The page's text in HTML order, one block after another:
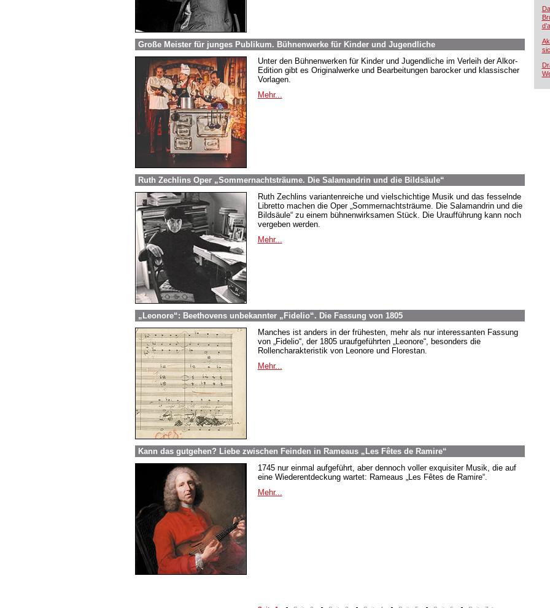
Große Meister für junges Publikum. Bühnenwerke für Kinder und Jugendliche
Unter den Bühnenwerken für Kinder und Jugendliche im Verleih der Alkor-
Edition gibt es Originalwerke und Bearbeitungen barocker und klassischer
Vorlagen.
Mehr...
Ruth Zechlins Oper „Sommernachtsträume. Die Salamandrin und die Bildsäule“
Ruth Zechlins variantenreiche und vielschichtige Musik und das fesselnde
Libretto machen die Oper „Sommernachtsträume. Die Salamandrin und die
Bildsäule“ zu einem bühnenwirksamen Stück. Die Uraufführung kann noch
vergeben werden.
Mehr...
„Leonore“: Beethovens unbekannter „Fidelio“. Die Fassung von 1805
Manches ist anders in der frühesten, mehr als nur interessanten Fassung
von „Fidelio“, der 1805 uraufgeführten „Leonore“, besonders die
Rollencharakteristik von Leonore und Florestan.
Mehr...
Kann das gutgehen? Liebe zwischen Feinden in Rameaus „Les Fêtes de Ramire“
1745 nur einmal aufgeführt, aber dennoch voller exquisiter Musik, die auf
eine Wiederentdeckung wartet: Rameaus „Les Fêtes de Ramire“.
Mehr...